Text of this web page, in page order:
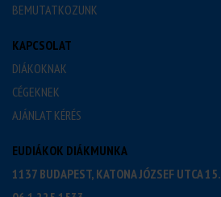
BEMUTATKOZUNK
KAPCSOLAT
DIÁKOKNAK
CÉGEKNEK
AJÁNLAT KÉRÉS
EUDIÁKOK DIÁKMUNKA
1137 BUDAPEST, KATONA JÓZSEF UTCA 15.